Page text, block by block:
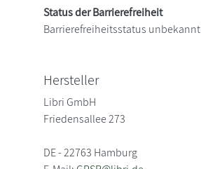
Status der Barrierefreiheit
Barrierefreiheitsstatus unbekannt
Hersteller
Libri GmbH
Friedensallee 273
DE - 22763 Hamburg